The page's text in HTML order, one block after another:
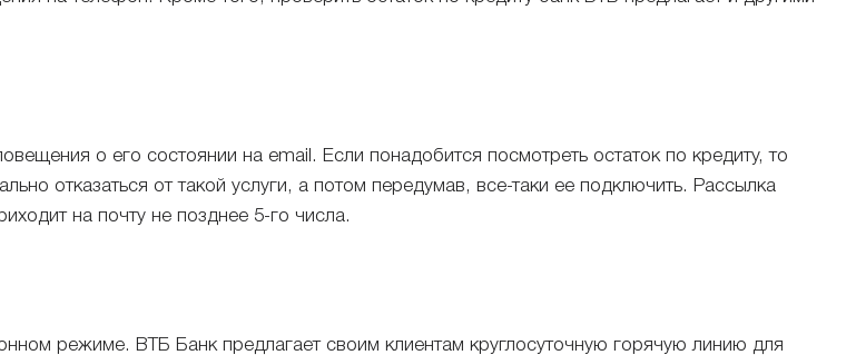
о его состоянии на email. Если понадобится посмотреть остаток по кредиту, то
отказаться от такой услуги, а потом передумав, все-таки ее подключить. Рассылка
на почту не позднее 5-го числа.
режиме. ВТБ Банк предлагает своим клиентам круглосуточную горячую линию для